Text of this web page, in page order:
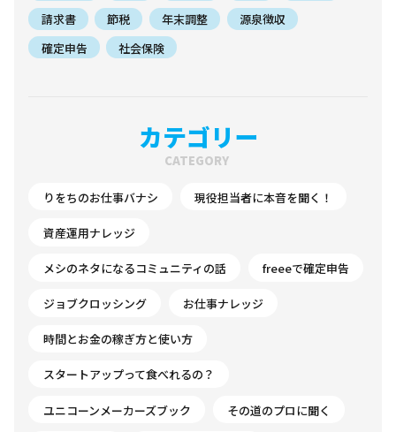
請求書
節税 年末調整
源泉徴収
確定申告
社会保険
カテゴリー
CATEGORY
りをちのお仕事バナシ 現役担当者に本音を聞く！
資産運用ナレッジ
メシのネタになるコミュニティの話 freeeで確定申告
ジョブクロッシング お仕事ナレッジ
時間とお金の稼ぎ方と使い方
スタートアップって食べれるの？
ユニコーンメーカーズブック その道のプロに聞く